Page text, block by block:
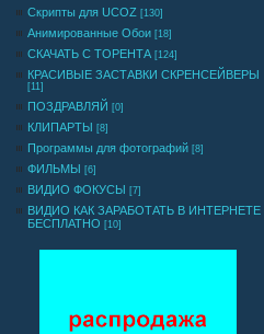
Скрипты для UCOZ [130]
Анимированные Обои [18]
СКАЧАТЬ С ТОРЕНТА [124]
КРАСИВЫЕ ЗАСТАВКИ СКРЕНСЕЙВЕРЫ
[11]
ПОЗДРАВЛЯЙ [0]
КЛИПАРТЫ [8]
Программы для фотографий [8]
ФИЛЬМЫ [6]
ВИДИО ФОКУСЫ [7]
ВИДИО КАК ЗАРАБОТАТЬ В ИНТЕРНЕТЕ
БЕСПЛАТНО [10]